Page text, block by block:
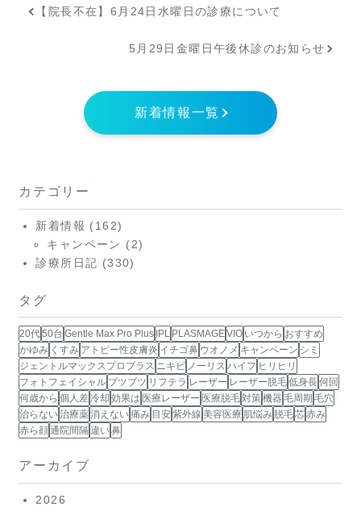
【院長不在】6月24日水曜日の診療について
5月29日金曜日午後休診のお知らせ
新着情報一覧
カテゴリー
新着情報 (162)
キャンペーン (2)
診療所日記 (330)
タグ
20代50台 Gentle Max Pro Plus IPL PLASMAGEVIO いつから おすすめ
かゆみ くすみ アトピー性皮膚炎 イチゴ鼻 ウオノメ キャンペーン シミ
ジェントルマックスプロプラス ニキビ ノーリス ハイフ ヒリヒリ
フォトフェイシャル ブツブツ リフテラ レーザー レーザー脱毛低身長何回
何歳から 個人差冷却 効果は 医療レーザー 医療脱毛対策機器 毛周期 毛穴
治らない治療薬消えない痛み 目安紫外線 美容医療 肌悩み 脱毛芯赤み
赤ら顔通院間隔 違い鼻
アーカイブ
2026